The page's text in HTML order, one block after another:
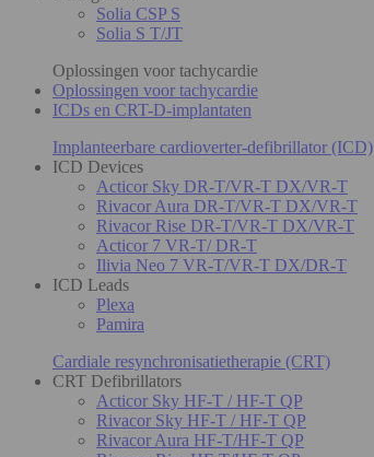
Solia CSP S
Solia S T/JT
Oplossingen voor tachycardie
Oplossingen voor tachycardie
ICDs en CRT-D-implantaten
Implanteerbare cardioverter-defibrillator (ICD)
ICD Devices
Acticor Sky DR-T/VR-T DX/VR-T
Rivacor Aura DR-T/VR-T DX/VR-T
Rivacor Rise DR-T/VR-T DX/VR-T
Acticor 7 VR-T/ DR-T
Ilivia Neo 7 VR-T/VR-T DX/DR-T
ICD Leads
Plexa
Pamira
Cardiale resynchronisatietherapie (CRT)
CRT Defibrillators
Acticor Sky HF-T / HF-T QP
Rivacor Sky HF-T / HF-T QP
Rivacor Aura HF-T/HF-T QP